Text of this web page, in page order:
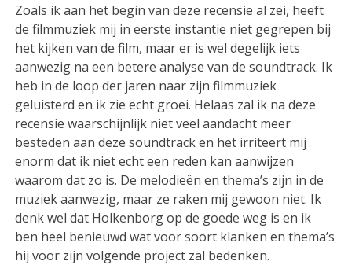
Zoals ik aan het begin van deze recensie al zei, heeft
de filmmuziek mij in eerste instantie niet gegrepen bij
het kijken van de film, maar er is wel degelijk iets
aanwezig na een betere analyse van de soundtrack. Ik
heb in de loop der jaren naar zijn filmmuziek
geluisterd en ik zie echt groei. Helaas zal ik na deze
recensie waarschijnlijk niet veel aandacht meer
besteden aan deze soundtrack en het irriteert mij
enorm dat ik niet echt een reden kan aanwijzen
waarom dat zo is. De melodieën en thema’s zijn in de
muziek aanwezig, maar ze raken mij gewoon niet. Ik
denk wel dat Holkenborg op de goede weg is en ik
ben heel benieuwd wat voor soort klanken en thema’s
hij voor zijn volgende project zal bedenken.